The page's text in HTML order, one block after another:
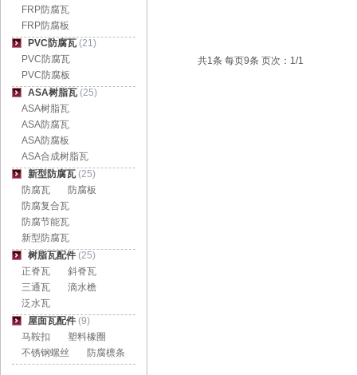
共1条 每页9条 页次：1/1
FRP防腐瓦
FRP防腐板
PVC防腐瓦 (21)
PVC防腐瓦
PVC防腐板
ASA树脂瓦 (25)
ASA树脂瓦
ASA防腐瓦
ASA防腐板
ASA合成树脂瓦
新型防腐瓦 (25)
防腐瓦
防腐板
防腐复合瓦
防腐节能瓦
新型防腐瓦
树脂瓦配件 (25)
正脊瓦
斜脊瓦
三通瓦
滴水檐
泛水瓦
屋面瓦配件 (9)
马鞍扣
塑料橡圈
不锈钢螺丝
防腐檩条